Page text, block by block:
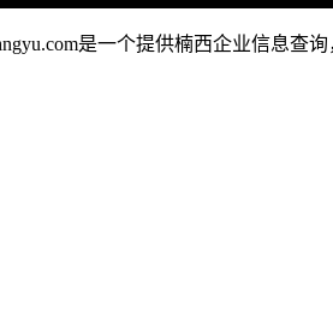
是一个提供楠西企业信息查